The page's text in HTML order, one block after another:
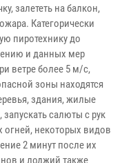
залететь на балкон,
Категорически
пиротехнику до
и данных мер
ветре более 5 м/с,
зоны находятся
здания, жилые
салюты с рук
огней, некоторых видов
2 минут после их
и лоджий также